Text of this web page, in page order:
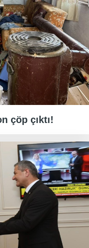
çöp çıktı!